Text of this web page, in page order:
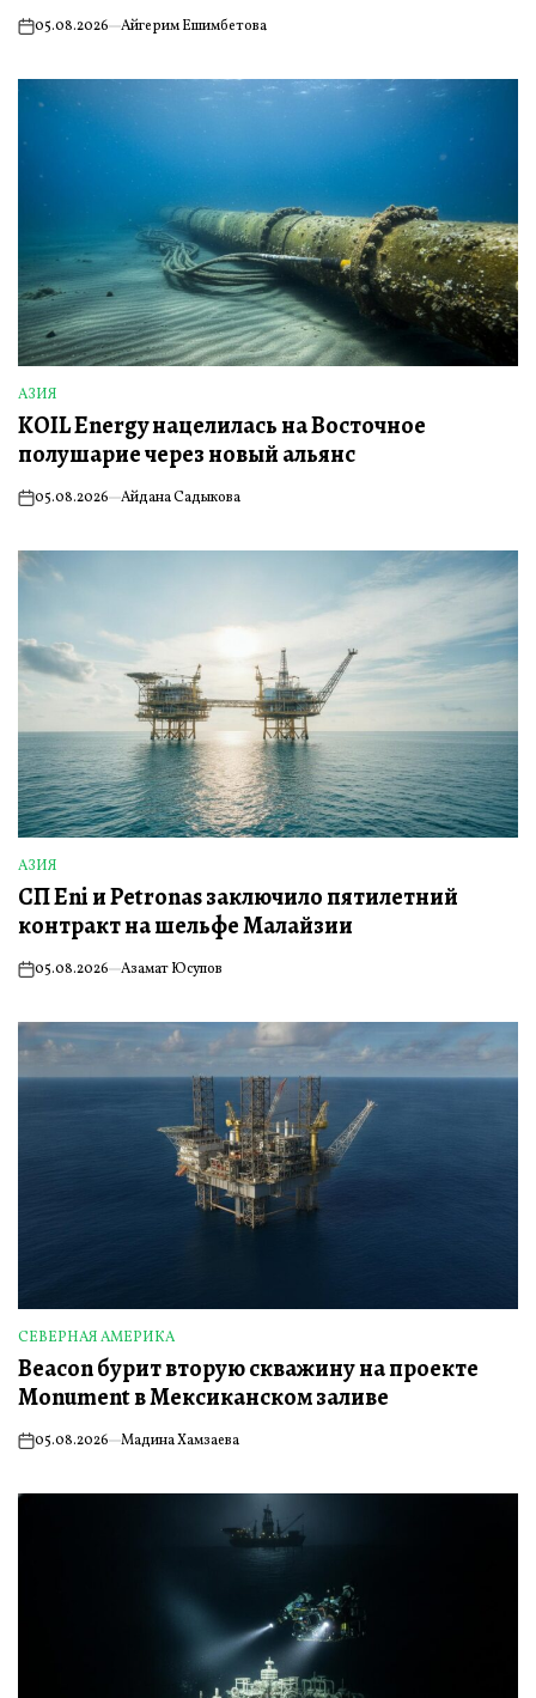
on05.08.2026 Айгерим Ешимбетова
ОПУБЛИКОВАНО
В
АЗИЯ
KOIL Energy нацелилась на Восточное
полушарие через новый альянс
on05.08.2026 Айдана Садыкова
ОПУБЛИКОВАНО
В
АЗИЯ
СП Eni и Petronas заключило пятилетний
контракт на шельфе Малайзии
on05.08.2026 Азамат Юсупов
ОПУБЛИКОВАНО
В
СЕВЕРНАЯ АМЕРИКА
Beacon бурит вторую скважину на проекте
Monument в Мексиканском заливе
on05.08.2026 Мадина Хамзаева